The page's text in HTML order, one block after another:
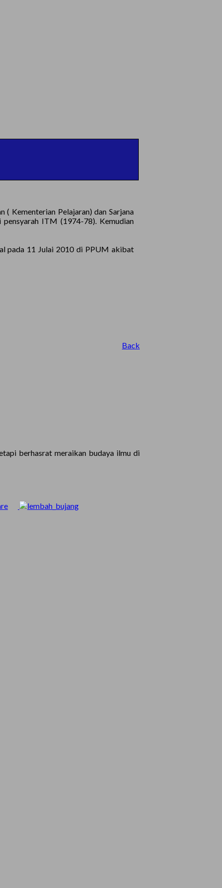
Kementerian Pelajaran) dan Sarjana
ITM (1974-78). Kemudian
pada 11 Julai 2010 di PPUM akibat
Back
berhasrat meraikan budaya ilmu di